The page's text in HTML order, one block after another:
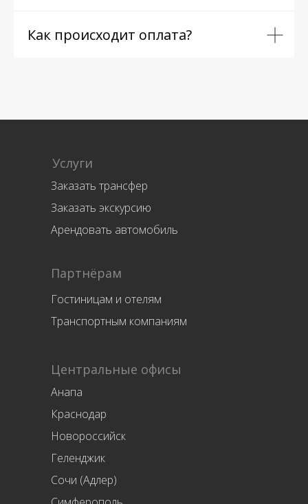
Как происходит оплата?
Услуги
Центральные офисы
Заказать трансфер
Заказать экскурсию
Арендовать автомобиль
Анапа
Краснодар
Новороссийск
Геленджик
Сочи (Адлер)
Партнёрам
Гостиницам и отелям
Транспортным компаниям